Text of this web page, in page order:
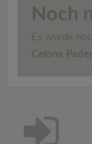
Noch
Es wurde
Celona